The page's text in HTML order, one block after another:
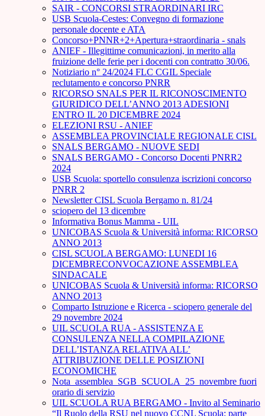
SAIR - CONCORSI STRAORDINARI IRC
USB Scuola-Cestes: Convegno di formazione
personale docente e ATA
Concorso+PNNR+2+Apertura+straordinaria - snals
ANIEF - Illegittime comunicazioni, in merito alla
fruizione delle ferie per i docenti con contratto 30/06.
Notiziario n° 24/2024 FLC CGIL Speciale
reclutamento e concorso PNRR
RICORSO SNALS PER IL RICONOSCIMENTO
GIURIDICO DELL’ANNO 2013 ADESIONI
ENTRO IL 20 DICEMBRE 2024
ELEZIONI RSU - ANIEF
ASSEMBLEA PROVINCIALE REGIONALE CISL
SNALS BERGAMO - NUOVE SEDI
SNALS BERGAMO - Concorso Docenti PNRR2
2024
USB Scuola: sportello consulenza iscrizioni concorso
PNRR 2
Newsletter CISL Scuola Bergamo n. 81/24
sciopero del 13 dicembre
Informativa Bonus Mamma - UIL
UNICOBAS Scuola & Università informa: RICORSO
ANNO 2013
CISL SCUOLA BERGAMO: LUNEDI 16
DICEMBRECONVOCAZIONE ASSEMBLEA
SINDACALE
UNICOBAS Scuola & Università informa: RICORSO
ANNO 2013
Comparto Istruzione e Ricerca - sciopero generale del
29 novembre 2024
UIL SCUOLA RUA - ASSISTENZA E
CONSULENZA NELLA COMPILAZIONE
DELL’ISTANZA RELATIVA ALL’
ATTRIBUZIONE DELLE POSIZIONI
ECONOMICHE
Nota_assemblea_SGB_SCUOLA_25_novembre fuori
orario di servizio
UIL SCUOLA RUA BERGAMO - Invito al Seminario
“Il Ruolo della RSU nel nuovo CCNL Scuola: parte